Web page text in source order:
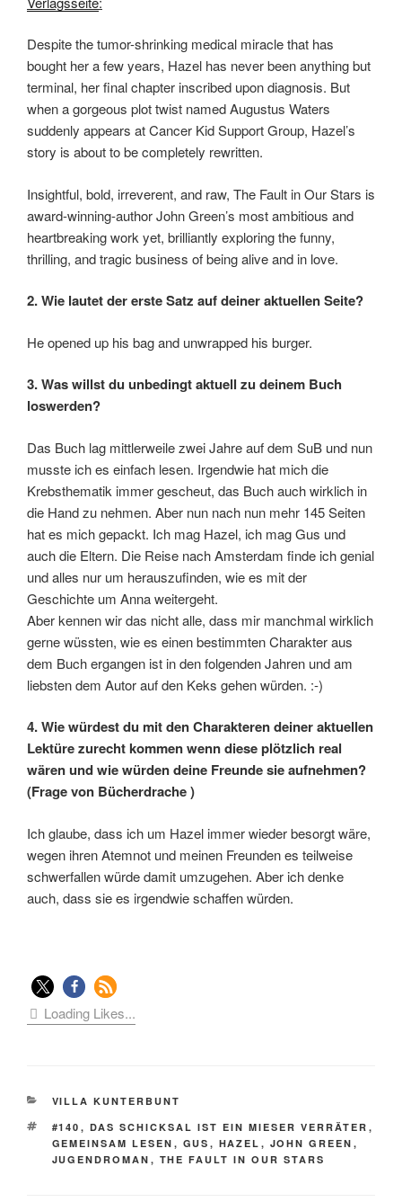
Despite the tumor-shrinking medical miracle that has
bought her a few years, Hazel has never been anything but
terminal, her final chapter inscribed upon diagnosis. But
when a gorgeous plot twist named Augustus Waters
suddenly appears at Cancer Kid Support Group, Hazel’s
story is about to be completely rewritten.
Insightful, bold, irreverent, and raw, The Fault in Our Stars is
award-winning-author John Green’s most ambitious and
heartbreaking work yet, brilliantly exploring the funny,
thrilling, and tragic business of being alive and in love.
2. Wie lautet der erste Satz auf deiner aktuellen Seite?
He opened up his bag and unwrapped his burger.
3. Was willst du unbedingt aktuell zu deinem Buch
loswerden?
Das Buch lag mittlerweile zwei Jahre auf dem SuB und nun
musste ich es einfach lesen. Irgendwie hat mich die
Krebsthematik immer gescheut, das Buch auch wirklich in
die Hand zu nehmen. Aber nun nach nun mehr 145 Seiten
hat es mich gepackt. Ich mag Hazel, ich mag Gus und
auch die Eltern. Die Reise nach Amsterdam finde ich genial
und alles nur um herauszufinden, wie es mit der
Geschichte um Anna weitergeht.
Aber kennen wir das nicht alle, dass mir manchmal wirklich
gerne wüssten, wie es einen bestimmten Charakter aus
dem Buch ergangen ist in den folgenden Jahren und am
liebsten dem Autor auf den Keks gehen würden. :-)
4. Wie würdest du mit den Charakteren deiner aktuellen
Lektüre zurecht kommen wenn diese plötzlich real
wären und wie würden deine Freunde sie aufnehmen?
(Frage von Bücherdrache )
Ich glaube, dass ich um Hazel immer wieder besorgt wäre,
wegen ihren Atemnot und meinen Freunden es teilweise
schwerfallen würde damit umzugehen. Aber ich denke
auch, dass sie es irgendwie schaffen würden.
Loading Likes...
KATEGORIEN
VILLA KUNTERBUNT
SCHLAGWÖRTER
#140 , DAS SCHICKSAL IST EIN MIESER VERRÄTER ,
GEMEINSAM LESEN , GUS , HAZEL , JOHN GREEN ,
JUGENDROMAN , THE FAULT IN OUR STARS